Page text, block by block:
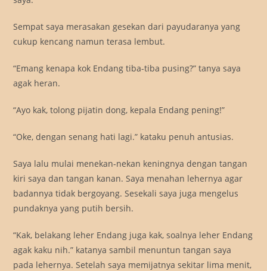
Sempat saya merasakan gesekan dari payudaranya yang
cukup kencang namun terasa lembut.
“Emang kenapa kok Endang tiba-tiba pusing?” tanya saya
agak heran.
“Ayo kak, tolong pijatin dong, kepala Endang pening!”
“Oke, dengan senang hati lagi.” kataku penuh antusias.
Saya lalu mulai menekan-nekan keningnya dengan tangan
kiri saya dan tangan kanan. Saya menahan lehernya agar
badannya tidak bergoyang. Sesekali saya juga mengelus
pundaknya yang putih bersih.
“Kak, belakang leher Endang juga kak, soalnya leher Endang
agak kaku nih.” katanya sambil menuntun tangan saya
pada lehernya. Setelah saya memijatnya sekitar lima menit,